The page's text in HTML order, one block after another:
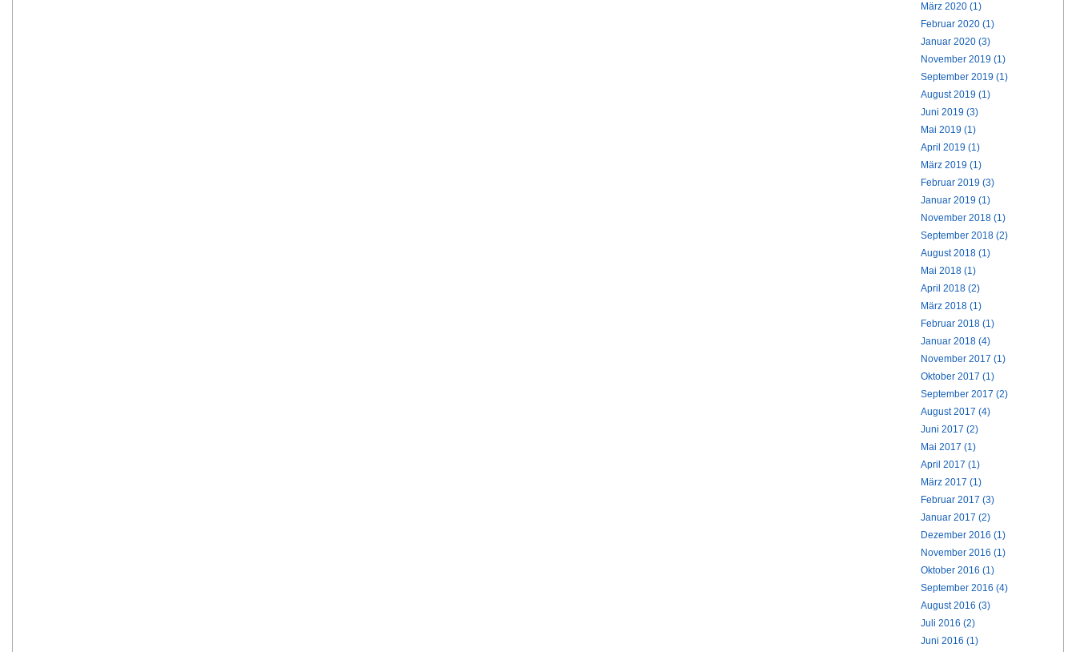
März 2020 (1)
Februar 2020 (1)
Januar 2020 (3)
November 2019 (1)
September 2019 (1)
August 2019 (1)
Juni 2019 (3)
Mai 2019 (1)
April 2019 (1)
März 2019 (1)
Februar 2019 (3)
Januar 2019 (1)
November 2018 (1)
September 2018 (2)
August 2018 (1)
Mai 2018 (1)
April 2018 (2)
März 2018 (1)
Februar 2018 (1)
Januar 2018 (4)
November 2017 (1)
Oktober 2017 (1)
September 2017 (2)
August 2017 (4)
Juni 2017 (2)
Mai 2017 (1)
April 2017 (1)
März 2017 (1)
Februar 2017 (3)
Januar 2017 (2)
Dezember 2016 (1)
November 2016 (1)
Oktober 2016 (1)
September 2016 (4)
August 2016 (3)
Juli 2016 (2)
Juni 2016 (1)